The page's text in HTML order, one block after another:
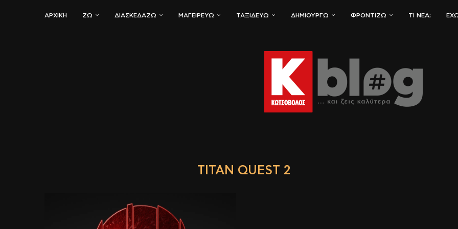
ΑΡΧΙΚΗ ΖΏ ΔΙΑΣΚΕΔΆΖΩ ΜΑΓΕΙΡΕΎΩ ΤΑΞΙΔΕΎΩ ΔΗΜΙΟΥΡΓΏ ΦΡΟΝΤΊΖΩ ΤΙ ΝΈΑ;
TITAN QUEST 2